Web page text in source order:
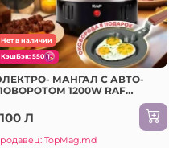
Нет в наличии
КэшБэк: 550
МАНГАЛ С АВТО-
1200W RAF
Л
TopMag.md